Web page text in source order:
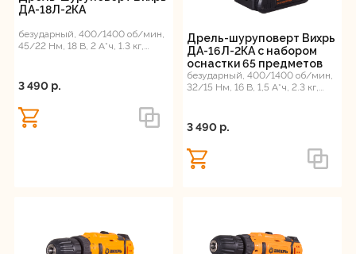
ДА-18Л-2КА
безударный, 400/1400 об/мин,
45/22 Нм, 18 В, 2 А*ч, 1.3 кг,
3 490 p.
Дрель-шуруповерт Вихрь
ДА-16Л-2КА с набором
оснастки 65 предметов
безударный, 400/1400 об/мин,
32/15 Нм, 16 В, 1,5 А*ч, 2.3 кг,
3 490 p.